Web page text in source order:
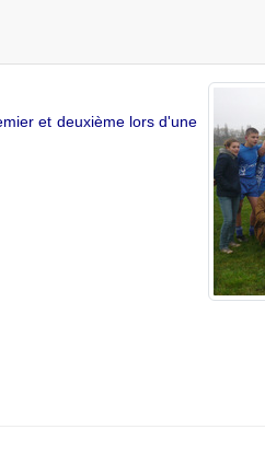
et deuxième lors d'une